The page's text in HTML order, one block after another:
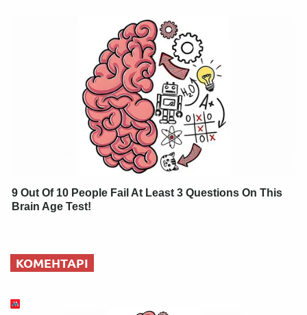
9 Out Of 10 People Fail At Least 3 Questions On This
Brain Age Test!
КОМЕНТАРІ